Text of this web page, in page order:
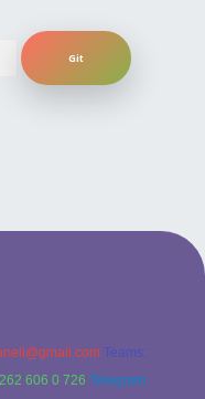
Teams:
606 0 726 Telegram: